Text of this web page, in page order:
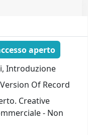
aperto
Introduzione
Of Record
Creative
- Non